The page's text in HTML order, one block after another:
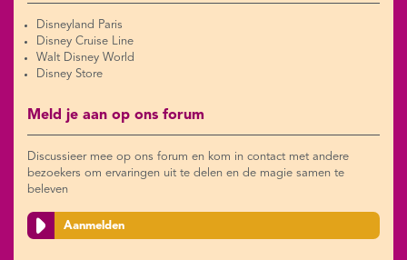
Disneyland Paris
Disney Cruise Line
Walt Disney World
Disney Store
Meld je aan op ons forum
Discussieer mee op ons forum en kom in contact met andere
bezoekers om ervaringen uit te delen en de magie samen te
beleven
Aanmelden